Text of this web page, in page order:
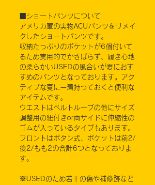
■ショートパンツについて
アメリカ軍の実物ACUパンツをリメイ
クしたショートパンツです。
収納たっぷりのポケットが6個付いて
るため実用的でかさばらず、履き心地
の柔らかいUSEDの風合いが夏におす
すめのパンツとなっております。アク
ティブな夏に一着持っておくと便利な
アイテムです。
ウエストはベルトループの他にサイズ
調整用の紐付きor両サイドに伸縮性の
ゴムが入っているタイプもあります。
フロントはボタン式、ポケットは前2/
後2/もも2の合計6つとなっておりま
す。
※USEDのため若干の傷や補修跡など